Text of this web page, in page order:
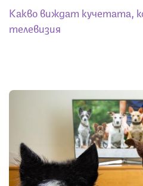
Какво виждат кучетата,
телевизия